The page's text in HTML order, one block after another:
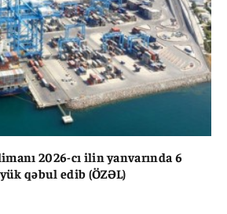
2026-cı ilin yanvarında 6
qəbul edib (ÖZƏL)